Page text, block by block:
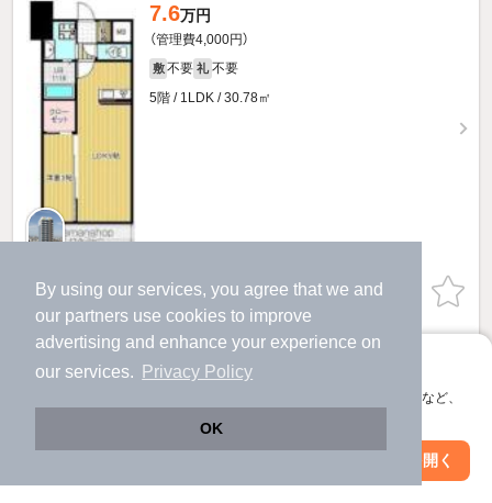
By using our services, you agree that we and
our partners use cookies to improve
advertising and enhance your experience on
our services.
Privacy Policy
OK
アプリに切り替えて、サクサクお部屋探し
会員登録なしですぐ使える。マップ検索やお気に入り保存など、
アプリを開く
7.6万円
（管理費4,000円）
敷 不要 礼 不要
5階 / 1LDK / 30.78㎡
お問い合わせ（無料）
提供
（管理費4,000円）
敷 不要 礼 不要
絞り込み条件を変更